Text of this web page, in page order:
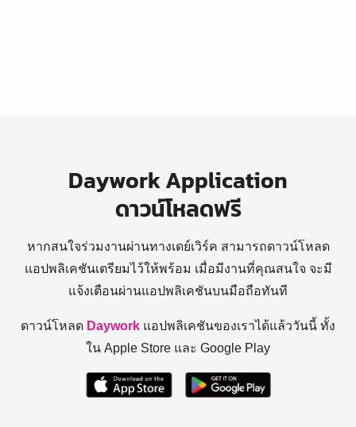
Daywork Application
ดาวน์โหลดฟรี
หากสนใจร่วมงานผ่านทางเดย์เวิร์ค สามารถดาวน์โหลด
แอปพลิเคชันเตรียมไว้ให้พร้อม เมื่อมีงานที่คุณสนใจ จะมี
แจ้งเตือนผ่านแอปพลิเคชันบนมือถือทันที
ดาวน์โหลด Daywork แอปพลิเคชันของเราได้แล้ววันนี้ ทั้ง
ใน Apple Store และ Google Play